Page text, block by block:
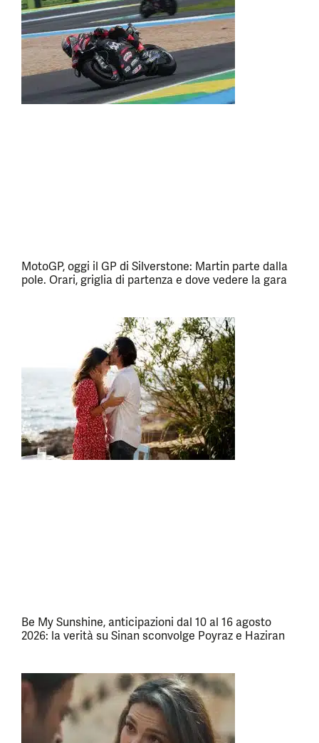
MotoGP, oggi il GP di Silverstone: Martin parte dalla
pole. Orari, griglia di partenza e dove vedere la gara
Be My Sunshine, anticipazioni dal 10 al 16 agosto
2026: la verità su Sinan sconvolge Poyraz e Haziran